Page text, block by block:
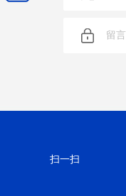
扫一扫